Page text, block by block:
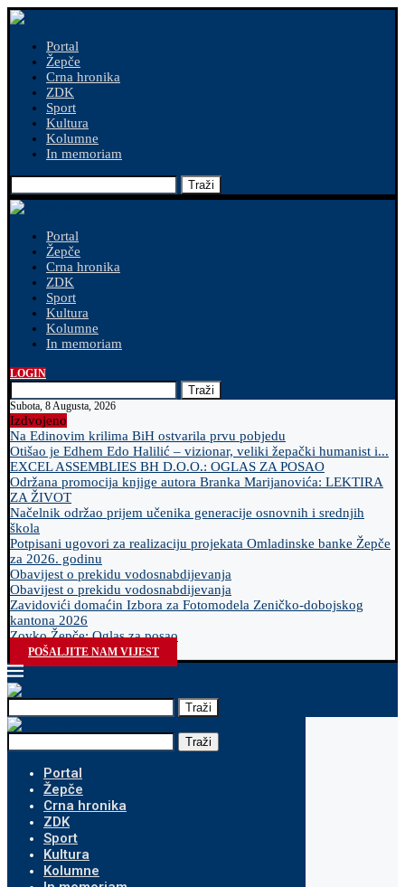
Portal
Žepče
Crna hronika
ZDK
Sport
Kultura
Kolumne
In memoriam
Traži
Portal
Žepče
Crna hronika
ZDK
Sport
Kultura
Kolumne
In memoriam
LOGIN
Traži
Subota, 8 Augusta, 2026
Izdvojeno
Na Edinovim krilima BiH ostvarila prvu pobjedu
Otišao je Edhem Edo Halilić – vizionar, veliki žepački humanist i...
EXCEL ASSEMBLIES BH D.O.O.: OGLAS ZA POSAO
Održana promocija knjige autora Branka Marijanovića: LEKTIRA
ZA ŽIVOT
Načelnik održao prijem učenika generacije osnovnih i srednjih
škola
Potpisani ugovori za realizaciju projekata Omladinske banke Žepče
za 2026. godinu
Obavijest o prekidu vodosnabdijevanja
Obavijest o prekidu vodosnabdijevanja
Zavidovići domaćin Izbora za Fotomodela Zeničko-dobojskog
kantona 2026
Zovko Žepče: Oglas za posao
POŠALJITE NAM VIJEST
Traži
Traži
Portal
Žepče
Crna hronika
ZDK
Sport
Kultura
Kolumne